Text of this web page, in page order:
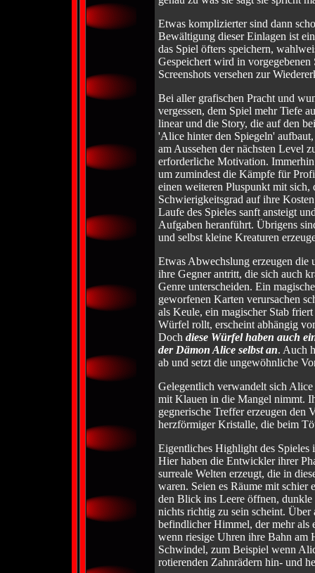
Etwas komplizierter sind dann
Bewältigung dieser Einlagen ist
das Spiel öfters speichern,
Gespeichert wird in
Screenshots versehen zur
Bei aller grafischen Pracht und
vergessen, dem Spiel mehr Tiefe
linear und die Story, die auf den
'Alice hinter den Spiegeln'
am Aussehen der nächsten Level
erforderliche Motivation.
um zumindest die Kämpfe für
einen weiteren Pluspunkt mit sich,
Schwierigkeitsgrad auf ihre
Laufe des Spieles sanft ansteigt
Aufgaben heranführt. Übrigens
und selbst kleine Kreaturen
Etwas Abwechslung erzeugen die
ihre Gegner antritt, die sich auch
Genre unterscheiden. Ein
geworfenen Karten verursachen
als Keule, ein magischer Stab
Würfel rollt, erscheint abhängig
Doch diese Würfel haben auch
der Dämon Alice selbst an. Auch
ab und setzt die ungewöhnliche
Gelegentlich verwandelt sich Alice
mit Klauen in die Mangel nimmt.
gegnerische Treffer erzeugen den
herzförmiger Kristalle, die beim
Eigentliches Highlight des Spieles
Hier haben die Entwickler ihrer
surreale Welten erzeugt, die in
waren. Seien es Räume mit schier
den Blick ins Leere öffnen,
nichts richtig zu sein scheint.
befindlicher Himmel, der mehr als
wenn riesige Uhren ihre Bahn am
Schwindel, zum Beispiel wenn
rotierenden Zahnrädern hin- und